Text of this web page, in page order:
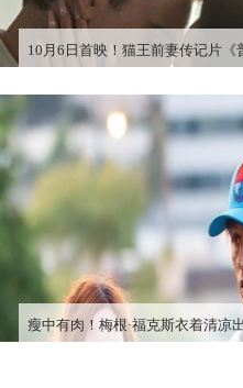
10月6日首映！猫王前妻传记片《
瘦中有肉！梅根·福克斯衣着清凉